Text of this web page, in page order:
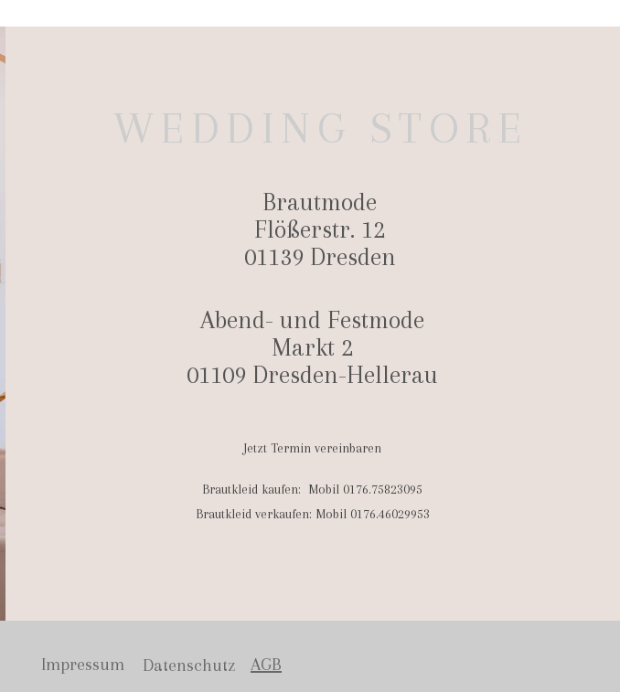
WEDDING STORE
Brautmode
Flößerstr. 12
01139 Dresden
Abend- und Festmode
Markt 2
01109 Dresden-Hellerau
Jetzt Termin vereinbaren
Brautkleid kaufen: Mobil 0176.75823095
Brautkleid verkaufen: Mobil 0176.46029953
Impressum Datenschutz AGB